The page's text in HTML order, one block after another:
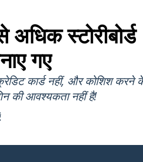
स्टोरीबोर्ड
गए
कार्ड नहीं, और कोशिश करने
की आवश्यकता नहीं है!